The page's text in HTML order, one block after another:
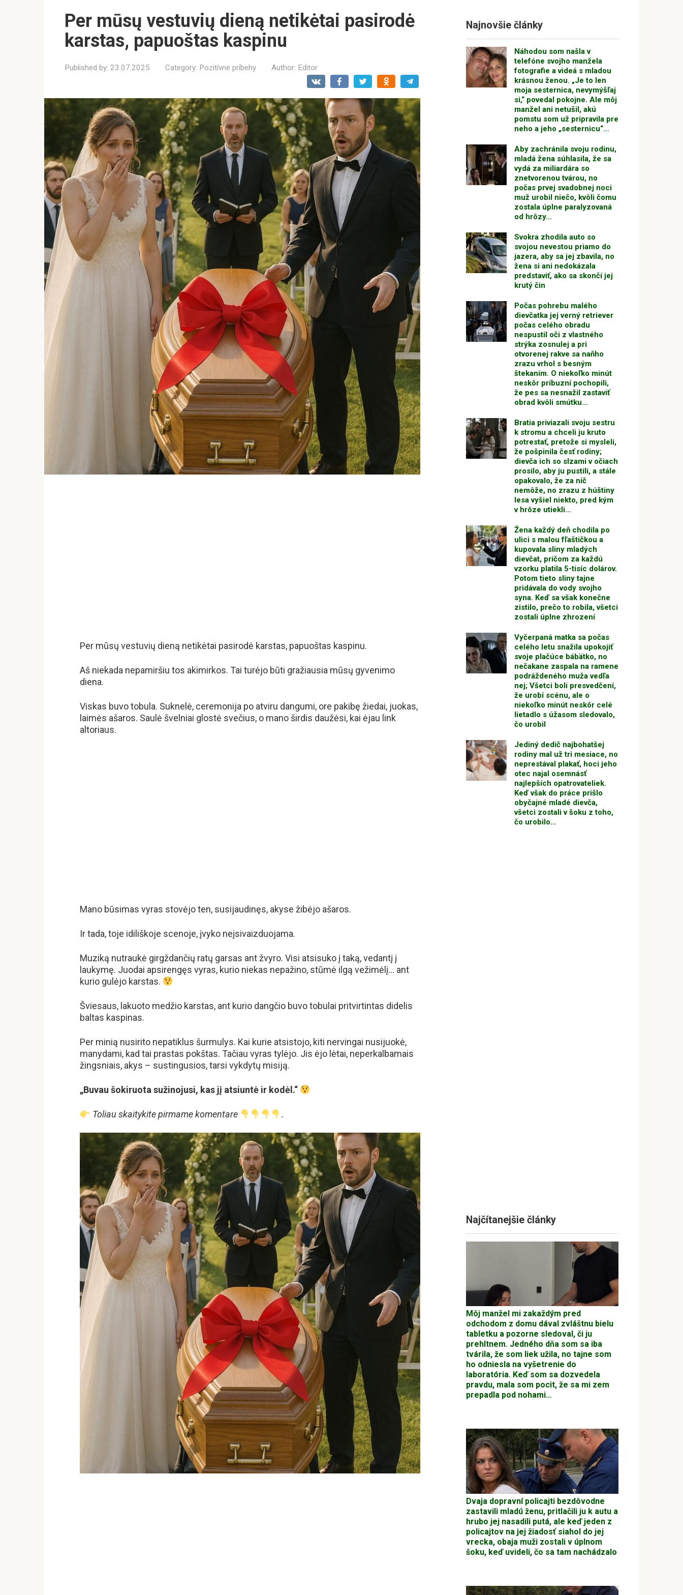
Per mūsų vestuvių dieną netikėtai pasirodė
karstas, papuoštas kaspinu
Published by: 23.07.2025 Category: Pozitívne príbehy Author: Editor
Per mūsų vestuvių dieną netikėtai pasirodė karstas, papuoštas kaspinu.
Aš niekada nepamiršiu tos akimirkos. Tai turėjo būti gražiausia mūsų gyvenimo
diena.
Viskas buvo tobula. Suknelė, ceremonija po atviru dangumi, ore pakibę žiedai, juokas,
laimės ašaros. Saulė švelniai glostė svečius, o mano širdis daužėsi, kai ėjau link
altoriaus.
Mano būsimas vyras stovėjo ten, susijaudinęs, akyse žibėjo ašaros.
Ir tada, toje idiliškoje scenoje, įvyko neįsivaizduojama.
Muziką nutraukė girgždančių ratų garsas ant žvyro. Visi atsisuko į taką, vedantį į
laukymę. Juodai apsirengęs vyras, kurio niekas nepažino, stūmė ilgą vežimėlį… ant
kurio gulėjo karstas.
Šviesaus, lakuoto medžio karstas, ant kurio dangčio buvo tobulai pritvirtintas didelis
baltas kaspinas.
Per minią nusirito nepatiklus šurmulys. Kai kurie atsistojo, kiti nervingai nusijuokė,
manydami, kad tai prastas pokštas. Tačiau vyras tylėjo. Jis ėjo lėtai, neperkalbamais
žingsniais, akys – sustingusios, tarsi vykdytų misiją.
„Buvau šokiruota sužinojusi, kas jį atsiuntė ir kodėl.“
Toliau skaitykite pirmame komentare .
Najnovšie články
Náhodou som našla v
telefóne svojho manžela
fotografie a videá s mladou
krásnou ženou. „Je to len
moja sesternica, nevymýšľaj
si,“ povedal pokojne. Ale môj
manžel ani netušil, akú
pomstu som už pripravila pre
neho a jeho „sesternicu“…
Aby zachránila svoju rodinu,
mladá žena súhlasila, že sa
vydá za miliardára so
znetvorenou tvárou, no
počas prvej svadobnej noci
muž urobil niečo, kvôli čomu
zostala úplne paralyzovaná
od hrôzy…
Svokra zhodila auto so
svojou nevestou priamo do
jazera, aby sa jej zbavila, no
žena si ani nedokázala
predstaviť, ako sa skončí jej
krutý čin
Počas pohrebu malého
dievčatka jej verný retriever
počas celého obradu
nespustil oči z vlastného
strýka zosnulej a pri
otvorenej rakve sa naňho
zrazu vrhol s besným
štekaním. O niekoľko minút
neskôr príbuzní pochopili,
že pes sa nesnažil zastaviť
obrad kvôli smútku…
Bratia priviazali svoju sestru
k stromu a chceli ju kruto
potrestať, pretože si mysleli,
že pošpinila česť rodiny;
dievča ich so slzami v očiach
prosilo, aby ju pustili, a stále
opakovalo, že za nič
nemôže, no zrazu z húštiny
lesa vyšiel niekto, pred kým
v hrôze utiekli…
Žena každý deň chodila po
ulici s malou fľaštičkou a
kupovala sliny mladých
dievčat, pričom za každú
vzorku platila 5-tisíc dolárov.
Potom tieto sliny tajne
pridávala do vody svojho
syna. Keď sa však konečne
zistilo, prečo to robila, všetci
zostali úplne zhrození
Vyčerpaná matka sa počas
celého letu snažila upokojiť
svoje plačúce bábätko, no
nečakane zaspala na ramene
podráždeného muža vedľa
nej; Všetci boli presvedčení,
že urobí scénu, ale o
niekoľko minút neskôr celé
lietadlo s úžasom sledovalo,
čo urobil
Jediný dedič najbohatšej
rodiny mal už tri mesiace, no
neprestával plakať, hoci jeho
otec najal osemnásť
najlepších opatrovateliek.
Keď však do práce prišlo
obyčajné mladé dievča,
všetci zostali v šoku z toho,
čo urobilo…
Najčítanejšie články
Môj manžel mi zakaždým pred
odchodom z domu dával zvláštnu bielu
tabletku a pozorne sledoval, či ju
prehltnem. Jedného dňa som sa iba
tvárila, že som liek užila, no tajne som
ho odniesla na vyšetrenie do
laboratória. Keď som sa dozvedela
pravdu, mala som pocit, že sa mi zem
prepadla pod nohami…
Dvaja dopravní policajti bezdôvodne
zastavili mladú ženu, pritlačili ju k autu a
hrubo jej nasadili putá, ale keď jeden z
policajtov na jej žiadosť siahol do jej
vrecka, obaja muži zostali v úplnom
šoku, keď uvideli, čo sa tam nachádzalo